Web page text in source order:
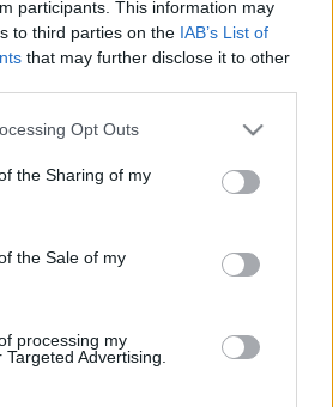
participants. This information may
to third parties on the IAB’s List of
that may further disclose it to other
app uses one or more Google
or usage behaviour. You may click to
Google and its third-party tags to
specified purposes in below Google
Opt Outs
the Sharing of my
the Sale of my
processing my
Advertising.
- a 24.
Felderítő Ezred (BGFE) Rejtett
szakharcászati gyakorlata,
célból létrehozott alkalmi ISR-
a bakonyi lőtérkomplexum
drónvalóságok
illetve Újmajorban
országok
demonstrációját. Az eddigi
mellett egy-egy